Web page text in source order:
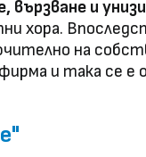
и
хора.
на
и така се е